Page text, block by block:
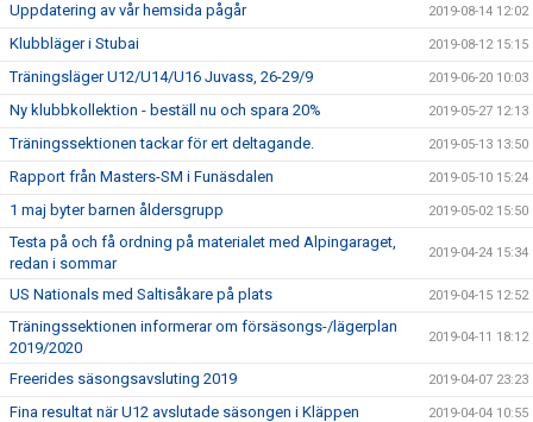
Uppdatering av vår hemsida pågår 2019-08-14 12:02
Klubbläger i Stubai 2019-08-12 15:15
Träningsläger U12/U14/U16 Juvass, 26-29/9 2019-06-20 10:03
Ny klubbkollektion - beställ nu och spara 20% 2019-05-27 12:13
Träningssektionen tackar för ert deltagande. 2019-05-13 13:50
Rapport från Masters-SM i Funäsdalen 2019-05-10 15:24
1 maj byter barnen åldersgrupp 2019-05-02 15:50
Testa på och få ordning på materialet med Alpingaraget,
redan i sommar
2019-04-24 15:34
US Nationals med Saltisåkare på plats 2019-04-15 12:52
Träningssektionen informerar om försäsongs-/lägerplan
2019/2020
2019-04-11 18:12
Freerides säsongsavsluting 2019 2019-04-07 23:23
Fina resultat när U12 avslutade säsongen i Kläppen 2019-04-04 10:55